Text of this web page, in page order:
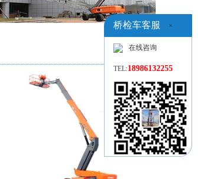
桥检车客服 ×
在线咨询
TEL:18986132255